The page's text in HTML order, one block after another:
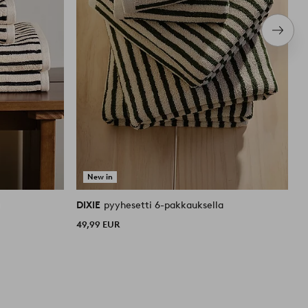
New in
DIXIE pyyhesetti 6-pakkauksella
49,99 EUR
tuote